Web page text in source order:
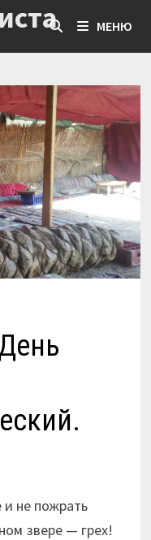
МЕНЮ
не пожрать
звере — грех!